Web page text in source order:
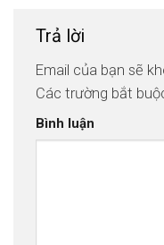
Trả lời
Email của bạn sẽ
Các trường bắt
Bình luận